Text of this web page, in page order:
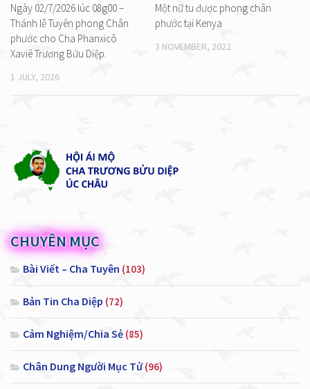
Ngày 02/7/2026 lúc 08g00 –
Thánh lễ Tuyên phong Chân
phước cho Cha Phanxicô
Xaviê Trương Bửu Diệp.
1 JULY, 2026
Một nữ tu được phong chân
phước tại Kenya
3 NOVEMBER, 2022
CHUYÊN MỤC
Bài Viết – Cha Tuyên (103)
Bản Tin Cha Diệp (72)
Cảm Nghiệm/Chia Sẻ (85)
Chân Dung Người Mục Tử(96)